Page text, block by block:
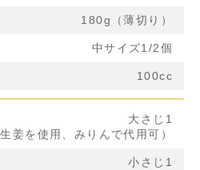
180g（薄切り）
中サイズ1/2個
100cc
大さじ1
生姜を使用、みりんで代用可）
小さじ1